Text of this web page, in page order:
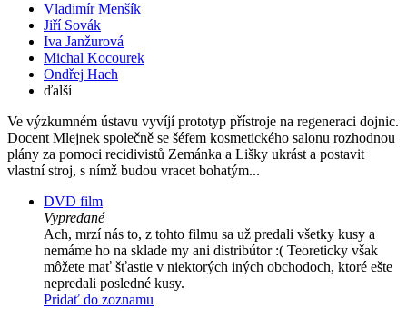
Vladimír Menšík
Jiří Sovák
Iva Janžurová
Michal Kocourek
Ondřej Hach
ďalší
Ve výzkumném ústavu vyvíjí prototyp přístroje na regeneraci dojnic.
Docent Mlejnek společně se šéfem kosmetického salonu rozhodnou
plány za pomoci recidivistů Zemánka a Lišky ukrást a postavit
vlastní stroj, s nímž budou vracet bohatým...
DVD film
Vypredané
Ach, mrzí nás to, z tohto filmu sa už predali všetky kusy a
nemáme ho na sklade my ani distribútor :( Teoreticky však
môžete mať šťastie v niektorých iných obchodoch, ktoré ešte
nepredali posledné kusy.
Pridať do zoznamu